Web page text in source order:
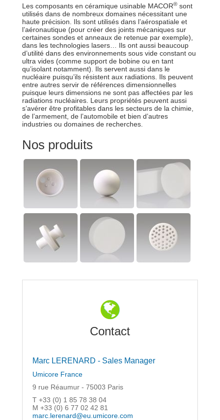
Les composants en céramique usinable MACOR® sont
utilisés dans de nombreux domaines nécessitant une
haute précision. Ils sont utilisés dans l’aérospatiale et
l’aéronautique (pour créer des joints mécaniques sur
certaines sondes et anneaux de retenue par exemple),
dans les technologies lasers… Ils ont aussi beaucoup
d’utilité dans des environnements sous vide constant ou
ultra vides (comme support de bobine ou en tant
qu’isolant notamment). Ils servent aussi dans le
nucléaire puisqu’ils résistent aux radiations. Ils peuvent
entre autres servir de références dimensionnelles
puisque leurs dimensions ne sont pas affectées par les
radiations nucléaires. Leurs propriétés peuvent aussi
s’avérer être profitables dans les secteurs de la chimie,
de l’armement, de l’automobile et bien d’autres
industries ou domaines de recherches.
Nos produits
Contact
Marc LERENARD - Sales Manager
Umicore France
9 rue Réaumur - 75003 Paris
T +33 (0) 1 85 78 38 04
M +33 (0) 6 77 02 42 81
marc.lerenard@eu.umicore.com